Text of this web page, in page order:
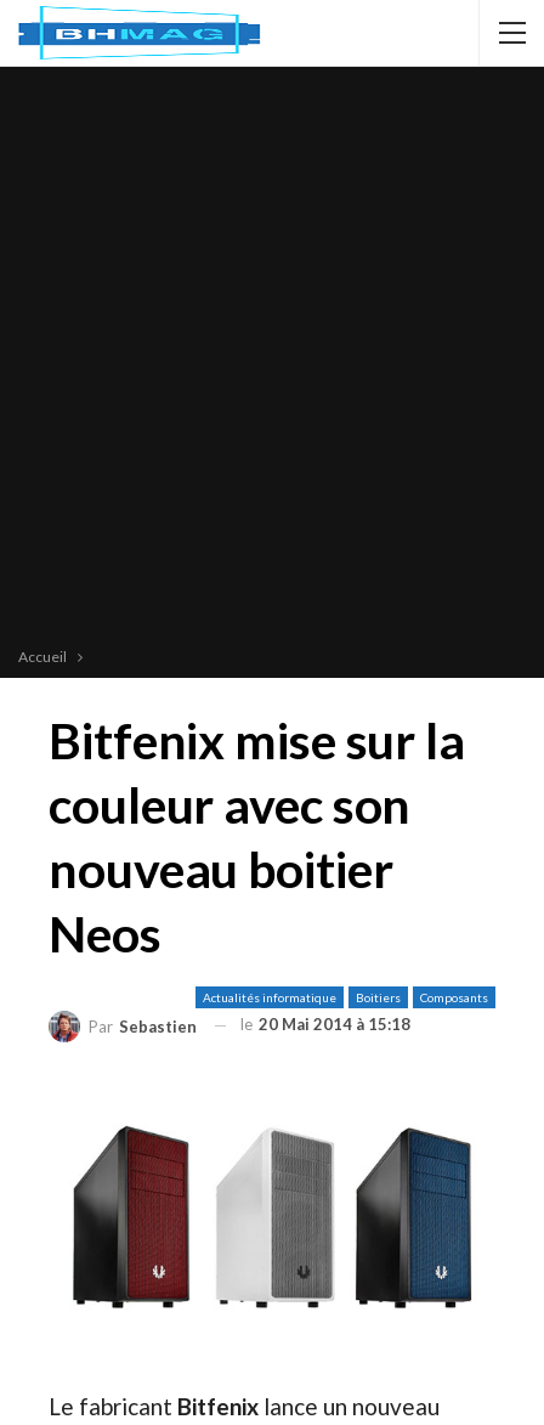
Accueil
Bitfenix mise sur la
couleur avec son
nouveau boitier
Neos
Actualités informatique Boitiers Composants
Par Sebastien le 20 Mai 2014 à 15:18
Le fabricant Bitfenix lance un nouveau